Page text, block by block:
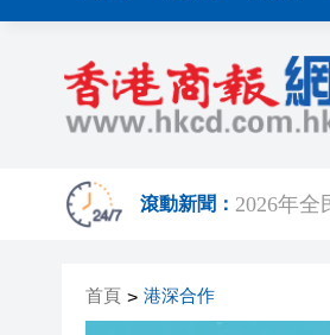
滾動新聞：
下一代AI
首頁 > 港深合作